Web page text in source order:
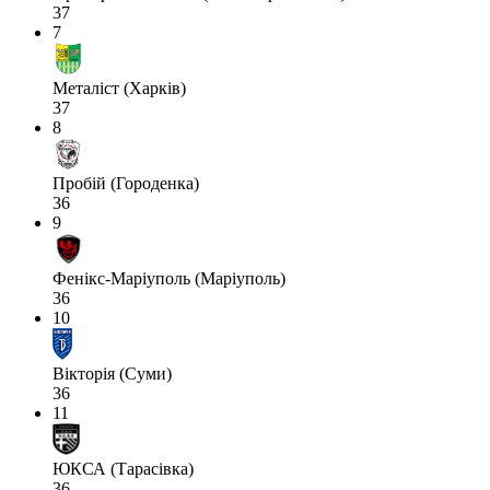
37
7
Металіст (Харків)
37
8
Пробій (Городенка)
36
9
Фенікс-Маріуполь (Маріуполь)
36
10
Вікторія (Суми)
36
11
ЮКСА (Тарасівка)